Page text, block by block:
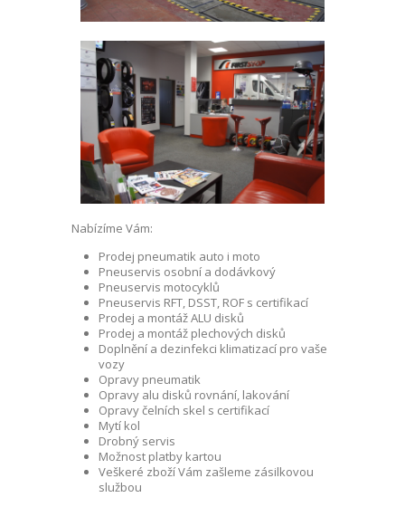
Nabízíme Vám:
Prodej pneumatik auto i moto
Pneuservis osobní a dodávkový
Pneuservis motocyklů
Pneuservis RFT, DSST, ROF s certifikací
Prodej a montáž ALU disků
Prodej a montáž plechových disků
Doplnění a dezinfekci klimatizací pro vaše
vozy
Opravy pneumatik
Opravy alu disků rovnání, lakování
Opravy čelních skel s certifikací
Mytí kol
Drobný servis
Možnost platby kartou
Veškeré zboží Vám zašleme zásilkovou
službou